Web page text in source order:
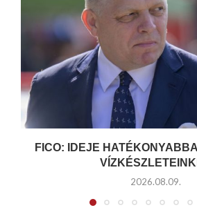
FICO: IDEJE
2026.08.09.